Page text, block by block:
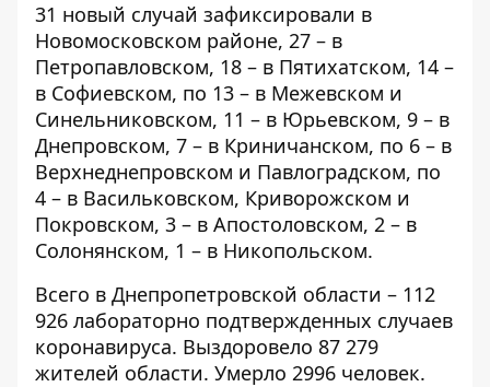
31 новый случай зафиксировали в
Новомосковском районе, 27 – в
Петропавловском, 18 – в Пятихатском, 14 –
в Софиевском, по 13 – в Межевском и
Синельниковском, 11 – в Юрьевском, 9 – в
Днепровском, 7 – в Криничанском, по 6 – в
Верхнеднепровском и Павлоградском, по
4 – в Васильковском, Криворожском и
Покровском, 3 – в Апостоловском, 2 – в
Солонянском, 1 – в Никопольском.
Всего в Днепропетровской области – 112
926 лабораторно подтвержденных случаев
коронавируса. Выздоровело 87 279
жителей области. Умерло 2996 человек.